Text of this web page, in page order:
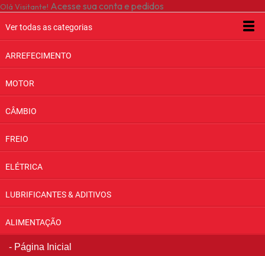
Olá Visitante! Acesse sua conta e pedidos
Ver todas as categorias
ARREFECIMENTO
MOTOR
CÂMBIO
FREIO
ELÉTRICA
LUBRIFICANTES & ADITIVOS
ALIMENTAÇÃO
Página Inicial